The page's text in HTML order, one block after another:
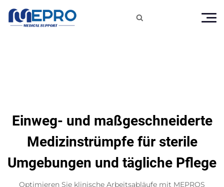

Einweg- und maßgeschneiderte
Medizinstrümpfe für sterile
Umgebungen und tägliche Pflege
Optimieren Sie klinische Arbeitsabläufe mit MEPROS